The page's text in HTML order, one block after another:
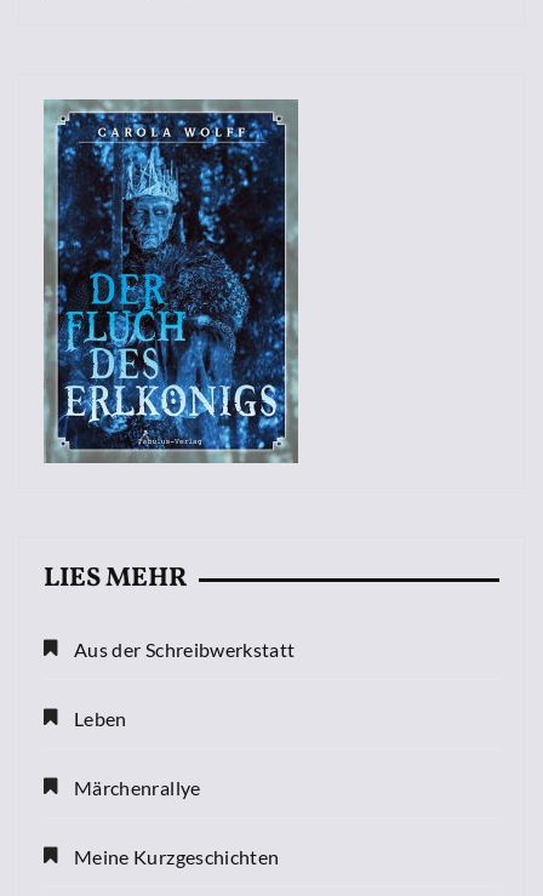
LIES MEHR
Aus der Schreibwerkstatt
Leben
Märchenrallye
Meine Kurzgeschichten